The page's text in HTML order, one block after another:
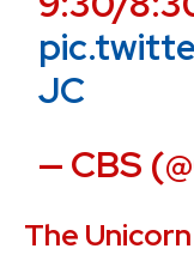
JC
— CBS
The